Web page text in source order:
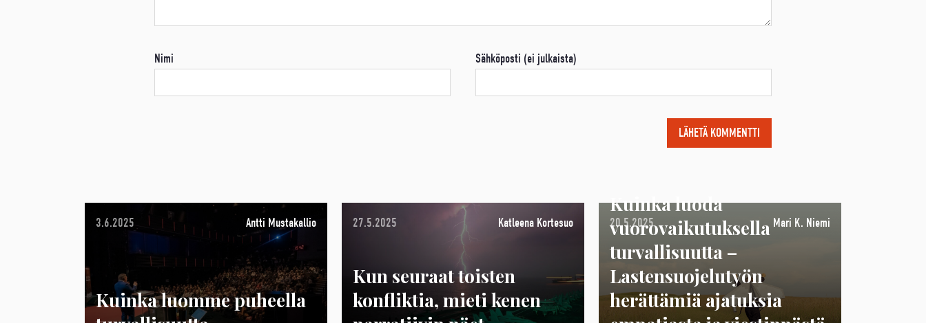
Nimi Sähköposti (ei julkaista)
3.6.2025 Antti Mustakallio
Kuinka luomme puheella
27.5.2025 Katleena Kortesuo
Kun seuraat toisten
konfliktia, mieti kenen
20.5.2025 Mari K. Niemi
Kuinka luoda
vuorovaikutuksella
turvallisuutta –
Lastensuojelutyön
herättämiä ajatuksia